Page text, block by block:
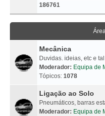
186761
Mecânica
Duvidas. ideias, etc e
Moderador: Equipa de
Tópicos: 1078
Ligação ao Solo
Pneumáticos, barras
Moderador: Equipa de